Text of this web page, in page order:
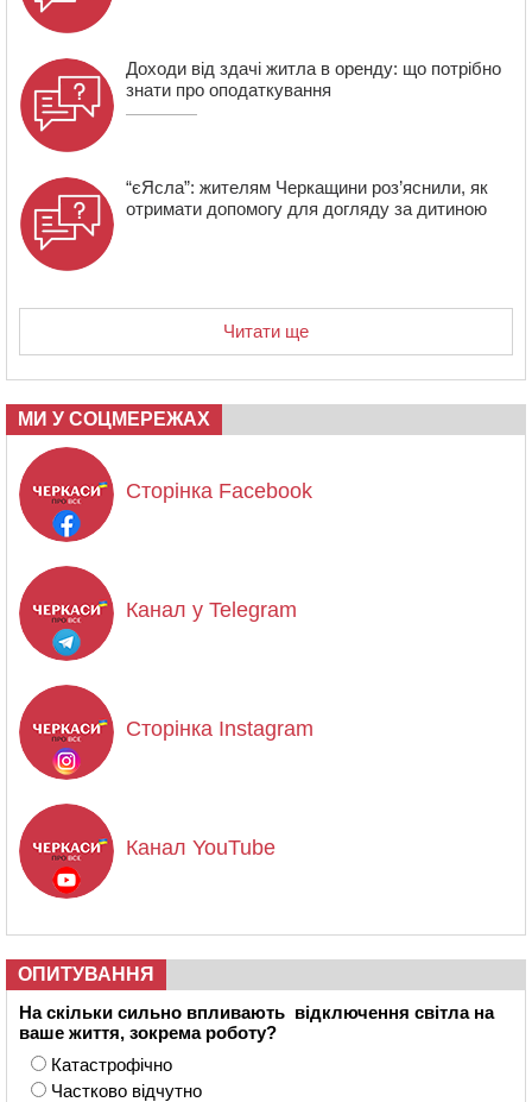
Доходи від здачі житла в оренду: що потрібно
знати про оподаткування
“єЯсла”: жителям Черкащини роз’яснили, як
отримати допомогу для догляду за дитиною
Читати ще
МИ У СОЦМЕРЕЖАХ
Сторінка Facebook
Канал у Telegram
Сторінка Instagram
Канал YouTube
ОПИТУВАННЯ
На скільки сильно впливають відключення світла на
ваше життя, зокрема роботу?
Катастрофічно
Частково відчутно